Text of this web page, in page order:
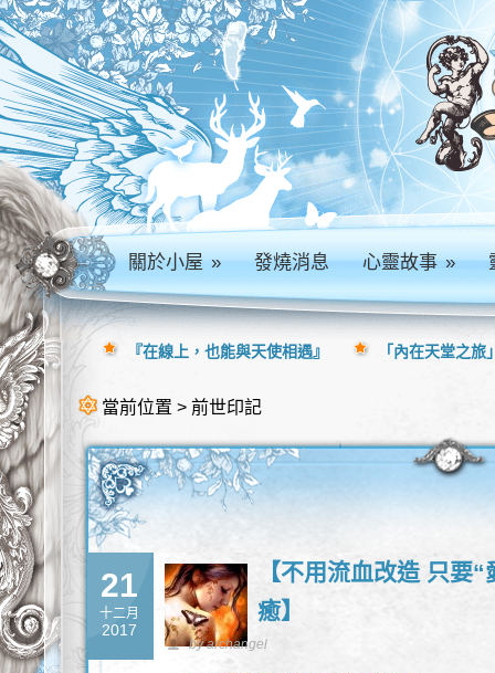
關於小屋» 發燒消息 心靈故事»
當前位置 > 前世印記
21
十二月
2017
【不用流血改造 只要
癒】
by archangel
『在線上，也能與天使相遇』 「內在天堂之